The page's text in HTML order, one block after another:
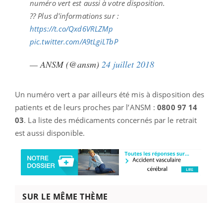
numéro vert est aussi à votre disposition.
?? Plus d'informations sur :
https://t.co/Qxd6VRLZMp
pic.twitter.com/A9tLgiLTbP
— ANSM (@ansm) 24 juillet 2018
Un numéro vert a par ailleurs été mis à disposition des
patients et de leurs proches par l’ANSM :0800 97 14
03. La liste des médicaments concernés par le retrait
est aussi disponible.
SUR LE MÊME THÈME